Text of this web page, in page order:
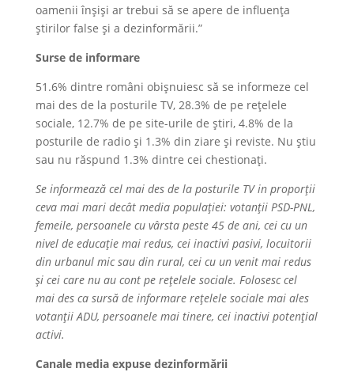
oamenii înșiși ar trebui să se apere de influența
știrilor false și a dezinformării.”
Surse de informare
51.6% dintre români obișnuiesc să se informeze cel
mai des de la posturile TV, 28.3% de pe rețelele
sociale, 12.7% de pe site-urile de știri, 4.8% de la
posturile de radio și 1.3% din ziare și reviste. Nu știu
sau nu răspund 1.3% dintre cei chestionați.
Se informează cel mai des de la posturile TV in proporții
ceva mai mari decât media populației: votanții PSD-PNL,
femeile, persoanele cu vârsta peste 45 de ani, cei cu un
nivel de educație mai redus, cei inactivi pasivi, locuitorii
din urbanul mic sau din rural, cei cu un venit mai redus
și cei care nu au cont pe rețelele sociale. Folosesc cel
mai des ca sursă de informare rețelele sociale mai ales
votanții ADU, persoanele mai tinere, cei inactivi potențial
activi.
Canale media expuse dezinformării